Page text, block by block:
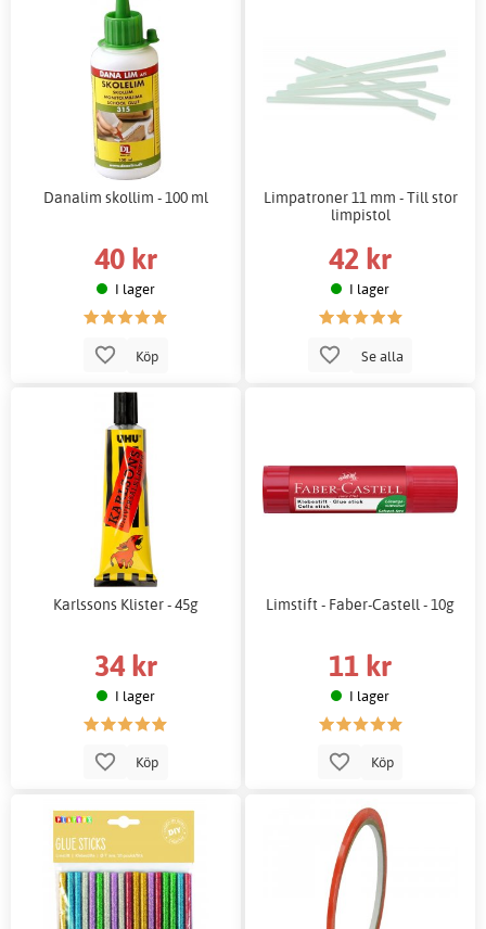
Danalim skollim - 100 ml
40 kr
I lager
Köp
Limpatroner 11 mm - Till stor
limpistol
42 kr
I lager
Se alla
Karlssons Klister - 45g
34 kr
I lager
Köp
Limstift - Faber-Castell - 10g
11 kr
I lager
Köp